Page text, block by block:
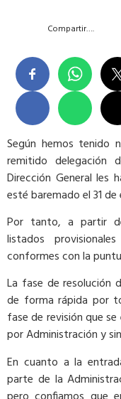
Compartir….
Según hemos tenido
remitido
Dirección General
esté baremado el 31
Por tanto, a partir
listados
conformes con la
La fase de resolución
de forma rápida por
fase de revisión que
por Administración y
En cuanto a la
parte de la